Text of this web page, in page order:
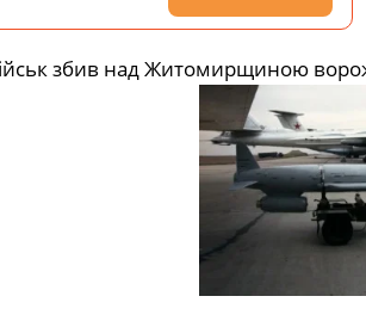
збив над Житомирщиною